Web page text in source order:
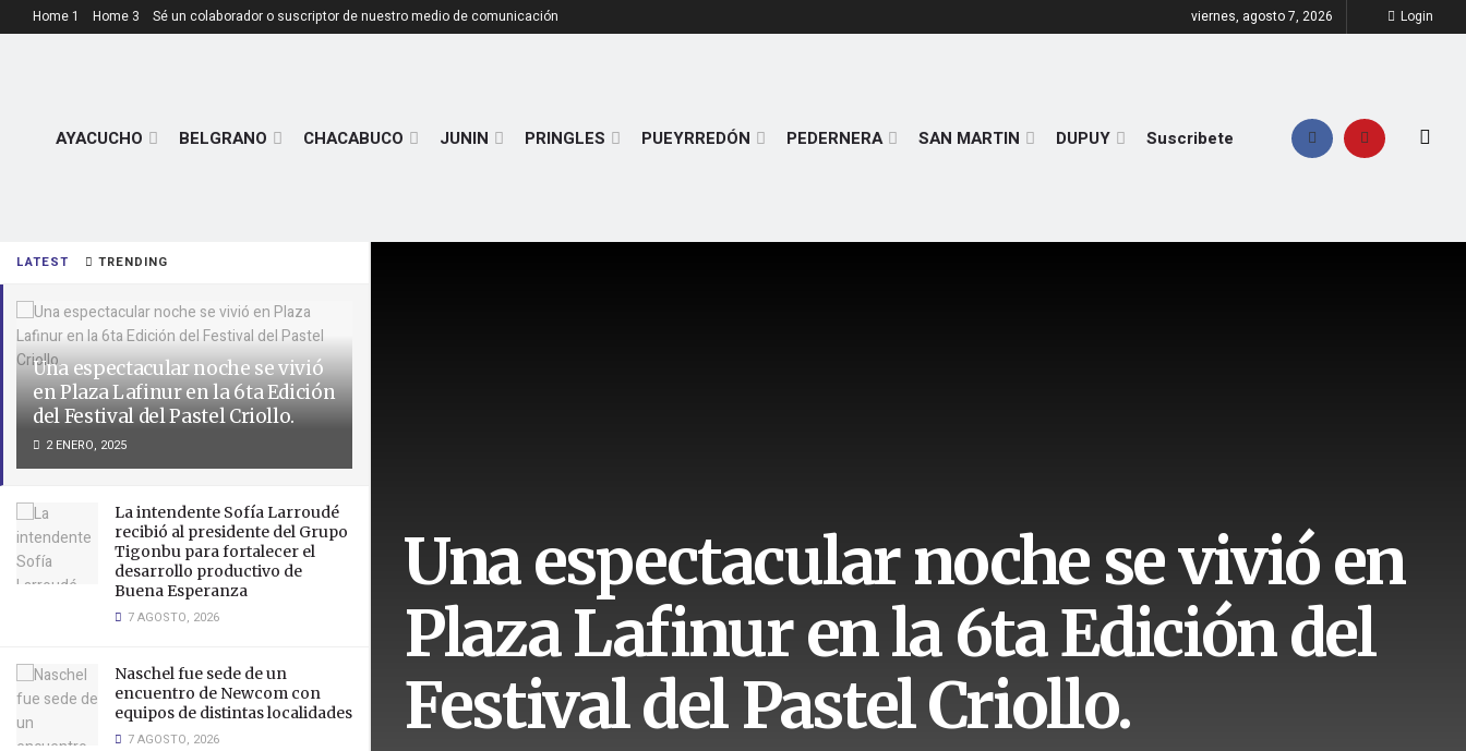
LATEST TRENDING
Una espectacular noche se vivió
en Plaza Lafinur en la 6ta Edición
del Festival del Pastel Criollo.
2 ENERO, 2025
La intendente Sofía Larroudé
recibió al presidente del Grupo
Tigonbu para fortalecer el
desarrollo productivo de
Buena Esperanza
7 AGOSTO, 2026
Naschel fue sede de un
encuentro de Newcom con
equipos de distintas localidades
7 AGOSTO, 2026
Home 1 Home 3 Sé un colaborador o suscriptor de nuestro medio de comunicación viernes, agosto 7, 2026 Login
AYACUCHO BELGRANO CHACABUCO JUNIN PRINGLES PUEYRREDÓN PEDERNERA SAN MARTIN DUPUY Suscribete
Una espectacular noche se vivió en
Plaza Lafinur en la 6ta Edición del
Festival del Pastel Criollo.